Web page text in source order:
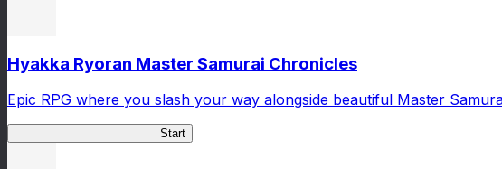
Hyakka Ryoran Master Samurai Chronicles
Epic RPG where you slash your way alongside beautiful Master
Start